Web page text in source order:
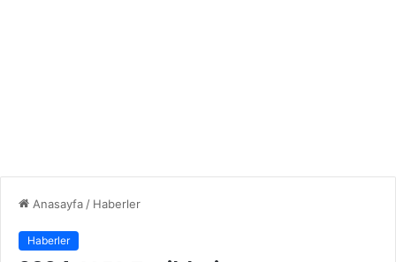
Anasayfa / Haberler
Haberler